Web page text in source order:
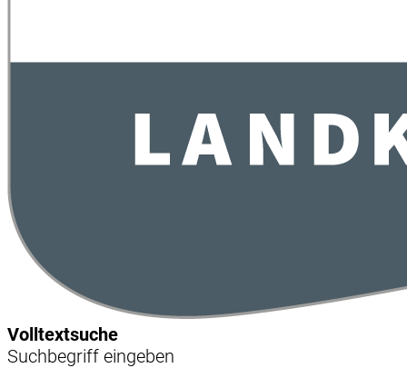
Volltextsuche
Suchbegriff eingeben